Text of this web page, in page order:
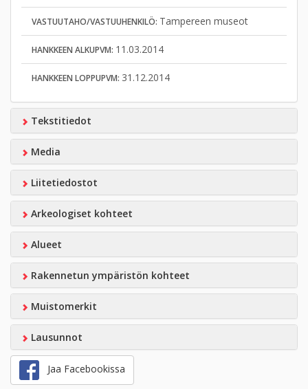
VASTUUTAHO/VASTUUHENKILÖ: Tampereen museot
HANKKEEN ALKUPVM: 11.03.2014
HANKKEEN LOPPUPVM: 31.12.2014
Tekstitiedot
Media
Liitetiedostot
Arkeologiset kohteet
Alueet
Rakennetun ympäristön kohteet
Muistomerkit
Lausunnot
Jaa Facebookissa